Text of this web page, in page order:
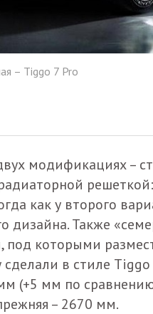
– Tiggo 7 Pro
модификациях –
решеткой:
как у второго
Также
которыми
в стиле Tiggo
(+5 мм по
– 2670 мм.